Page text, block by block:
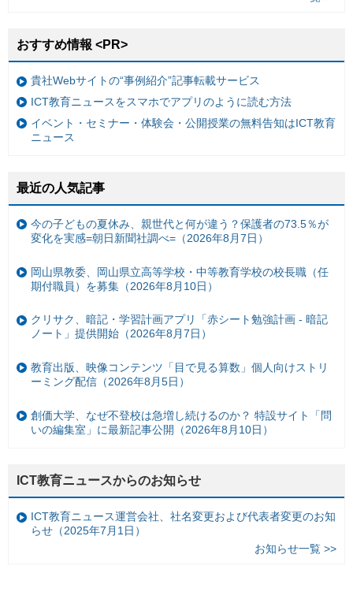
おすすめ情報 <PR>
貴社Webサイトの“事例紹介”記事転載サービス
ICT教育ニュースをスマホでアプリのように読む方法
イベント・セミナー・体験会・公開授業の無料告知はICT教育
ニュース
最近の人気記事
今の子どもの夏休み、親世代と何が違う？保護者の73.5％が
変化を実感=朝日新聞社調べ=（2026年8月7日）
岡山県教委、岡山県立高等学校・中等教育学校の校長職（任
期付職員）を募集（2026年8月10日）
クリサク、暗記・学習計画アプリ「赤シート勉強計画 - 暗記
ノート」提供開始（2026年8月7日）
教育出版、映像コンテンツ「目で見る算数」個人向けストリ
ーミング配信（2026年8月5日）
創価大学、なぜ不登校は急増し続けるのか？ 特設サイト「問
いの編集室」に最新記事公開（2026年8月10日）
ICT教育ニュースからのお知らせ
ICT教育ニュース運営会社、社名変更および代表者変更のお知
らせ（2025年7月1日）
お知らせ一覧 >>